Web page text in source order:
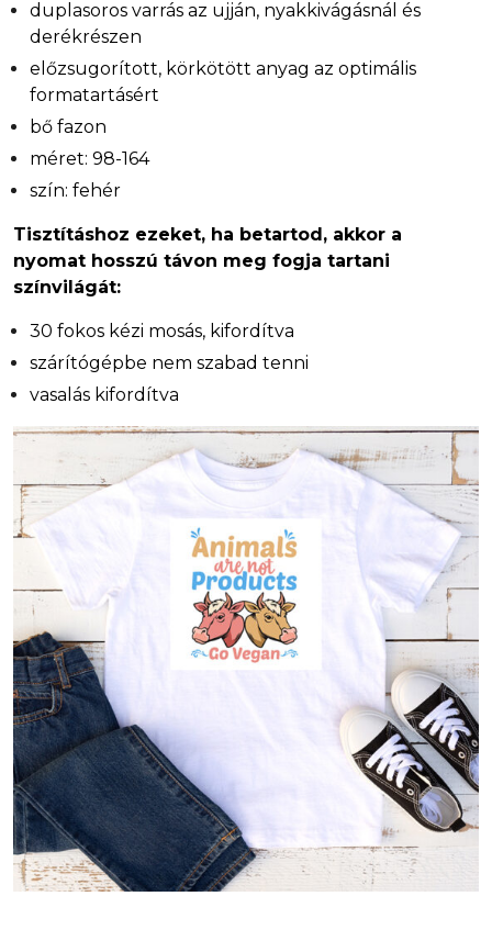
duplasoros varrás az ujján, nyakkivágásnál és
derékrészen
előzsugorított, körkötött anyag az optimális
formatartásért
bő fazon
méret: 98-164
szín: fehér
Tisztításhoz ezeket, ha betartod, akkor a
nyomat hosszú távon meg fogja tartani
színvilágát:
30 fokos kézi mosás, kifordítva
szárítógépbe nem szabad tenni
vasalás kifordítva